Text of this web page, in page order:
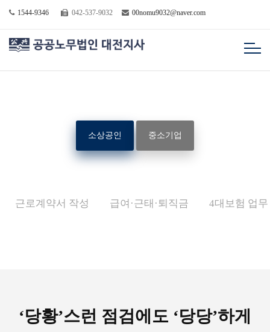
1544-9346 042-537-9032 00nomu9032@naver.com
소상공인 중소기업
근로계약서 작성 급여·근태·퇴직금 4대보험 업
‘당황’스런 점검에도 ‘당당’하게